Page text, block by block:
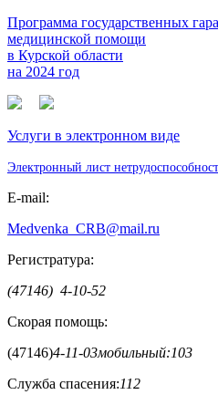
Программа государственных
медицинской помощи
в Курской области
на 2024 год
Услуги в электронном виде
Электронный лист
E-mail:
Medvenka_CRB@mail.ru
Регистратура:
(47146) 4-10-52
Скорая помощь:
(47146)4-11-03мобильный:103
Служба спасения:112